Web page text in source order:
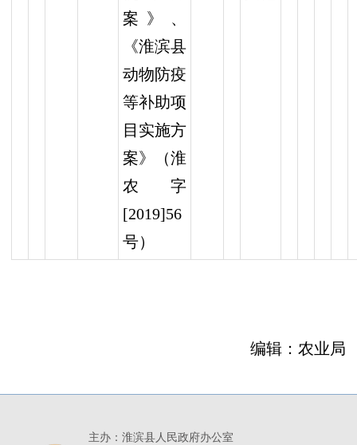
案》、
《淮滨县
动物防疫
等补助项
目实施方
案》（淮
农字
[2019]56
号）
编辑：农业局
主办：淮滨县人民政府办公室